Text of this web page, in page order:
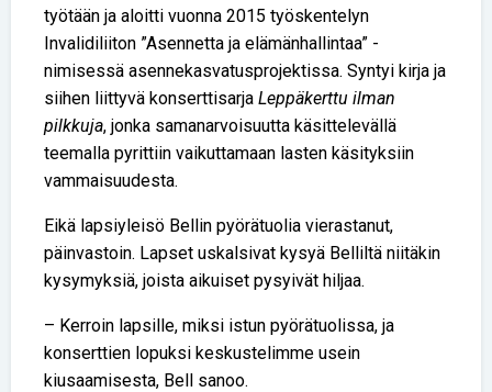
työtään ja aloitti vuonna 2015 työskentelyn
Invalidiliiton ”Asennetta ja elämänhallintaa” -
nimisessä asennekasvatusprojektissa. Syntyi kirja ja
siihen liittyvä konserttisarja Leppäkerttu ilman
pilkkuja, jonka samanarvoisuutta käsittelevällä
teemalla pyrittiin vaikuttamaan lasten käsityksiin
vammaisuudesta.
Eikä lapsiyleisö Bellin pyörätuolia vierastanut,
päinvastoin. Lapset uskalsivat kysyä Belliltä niitäkin
kysymyksiä, joista aikuiset pysyivät hiljaa.
– Kerroin lapsille, miksi istun pyörätuolissa, ja
konserttien lopuksi keskustelimme usein
kiusaamisesta, Bell sanoo.